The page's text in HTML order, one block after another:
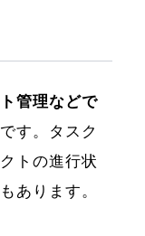
管理などで
です。タスク
トの進行状
あります。